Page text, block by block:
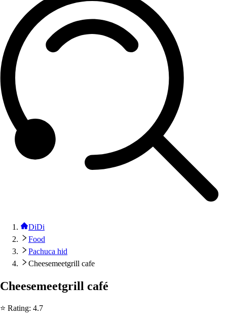
DiDi
Food
Pachuca hid
Cheesemeetgrill cafe
Cheesemeetgrill café
⭐ Rating: 4.7